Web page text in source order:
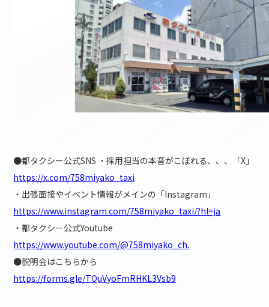
●都タクシー公式SNS ・採用担当の本音がこぼれる、、、「X」
https://x.com/758miyako_taxi
・出張面接やイベント情報がメインの「Instagram」
https://www.instagram.com/758miyako_taxi/?hl=ja
・都タクシー公式Youtube
https://www.youtube.com/@758miyako_ch.
●説明会はこちらから
https://forms.gle/TQuVyoFmRHKL3Vsb9